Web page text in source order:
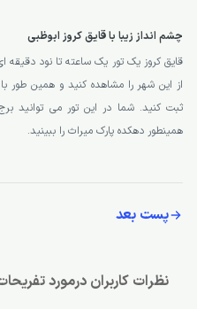
چشم انداز زیبا با قایق کروز ابوظبی
قایق کروز یک تور یک ساعته تا نود دقیقه
از این شهر را مشاهده کنید و همین طور
ثبت کنید. شما در این تور می توانید
همینطور دهکده پارک میراث را ببینید.
پست بعد
نظرات کاربران درمورد